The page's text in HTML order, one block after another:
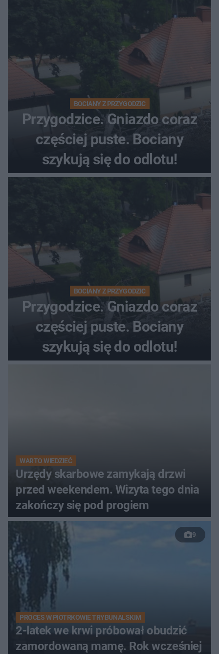
BOCIANY Z PRZYGODZIC
Przygodzice. Gniazdo coraz
częściej puste. Bociany
szykują się do odlotu!
BOCIANY Z PRZYGODZIC
Przygodzice. Gniazdo coraz
częściej puste. Bociany
szykują się do odlotu!
WARTO WIEDZIEĆ
Urzędy skarbowe zamykają drzwi
przed weekendem. Wizyta tego dnia
zakończy się pod progiem
9
PROCES W PIOTRKOWIE TRYBUNALSKIM
2-latek we krwi próbował obudzić
zamordowaną mamę. Rok wcześniej